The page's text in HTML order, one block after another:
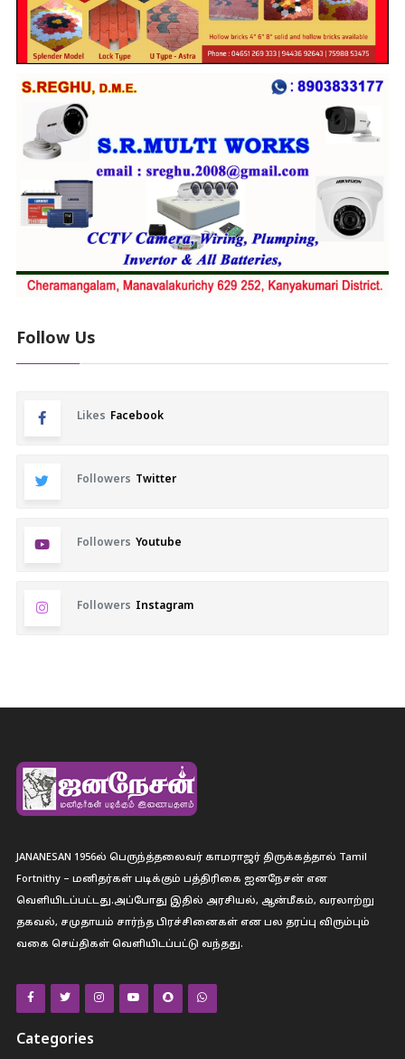
Follow Us
Likes Facebook
Followers Twitter
Followers Youtube
Followers Instagram
JANANESAN 1956ல் பெருந்த்தலைவர் காமராஜர் திருக்கத்தால் Tamil
Fortnithy – மனிதர்கள் படிக்கும் பத்திரிகை ஐனநேசன் என
வெளியிடப்பட்டது.அப்போது இதில் அரசியல், ஆன்மீகம், வரலாற்று
தகவல், சமுதாயம் சார்ந்த பிரச்சினைகள் என பல தரப்பு விரும்பும்
வகை செய்திகள் வெளியிடப்பட்டு வந்தது.
Categories